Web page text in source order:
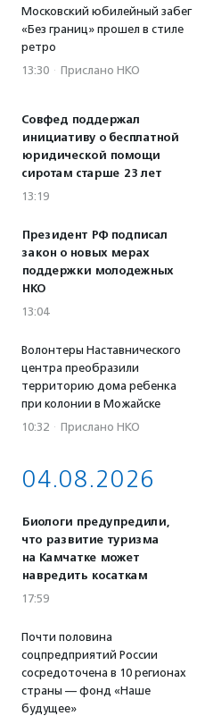
Московский юбилейный забег
«Без границ» прошел в стиле
ретро
13:30 · Прислано НКО
Совфед поддержал
инициативу о бесплатной
юридической помощи
сиротам старше 23 лет
13:19
Президент РФ подписал
закон о новых мерах
поддержки молодежных
НКО
13:04
Волонтеры Наставнического
центра преобразили
территорию дома ребенка
при колонии в Можайске
10:32 · Прислано НКО
04.08.2026
Биологи предупредили,
что развитие туризма
на Камчатке может
навредить косаткам
17:59
Почти половина
соцпредприятий России
сосредоточена в 10 регионах
страны — фонд «Наше
будущее»